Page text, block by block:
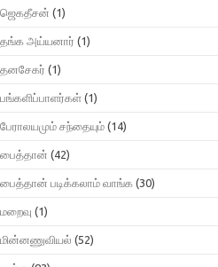
ஜெகதீசன் (1)
தங்க அய்யனார் (1)
தனசேகர் (1)
பங்களிப்பாளர்கள் (1)
பேராலயமும் சந்தையும் (14)
பைத்தான் (42)
பைத்தான் படிக்கலாம் வாங்க (30)
மறைவு (1)
மின்னணுவியல் (52)